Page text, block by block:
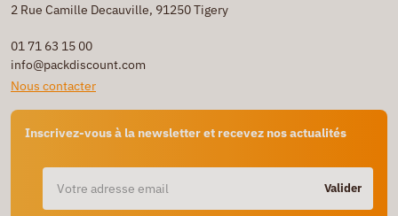
2 Rue Camille Decauville, 91250 Tigery
01 71 63 15 00
info@packdiscount.com
Nous contacter
Inscrivez-vous à la newsletter et recevez nos actualités
Valider